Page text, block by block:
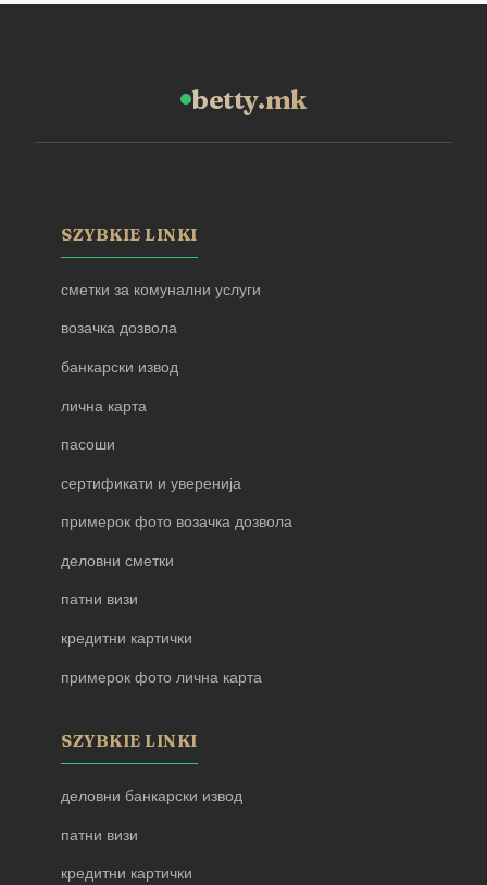
betty.mk
SZYBKIE LINKI
сметки за комунални услуги
возачка дозвола
банкарски извод
лична карта
пасоши
сертификати и уверенија
примерок фото возачка дозвола
деловни сметки
патни визи
кредитни картички
примерок фото лична карта
SZYBKIE LINKI
деловни банкарски извод
патни визи
кредитни картички